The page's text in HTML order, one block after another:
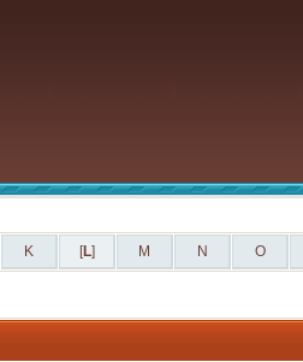
K [L] M N O